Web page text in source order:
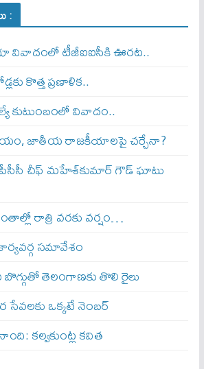
:
వివాదంలో టీజీఐఐసీకి ఊరట..
కొత్త ప్రణాళిక..
కుటుంబంలో వివాదం..
జాతీయ రాజకీయాలపై చర్చేనా?
చీఫ్ మహేశ్‌కుమార్ గౌడ్ ఘాటు
రాత్రి వరకు వర్షం…
సమావేశం
తెలంగాణకు తొలి రైలు
సేవలకు ఒక్క‌టే నెంబ‌ర్‌
క‌ల్వ‌కుంట్ల కవిత